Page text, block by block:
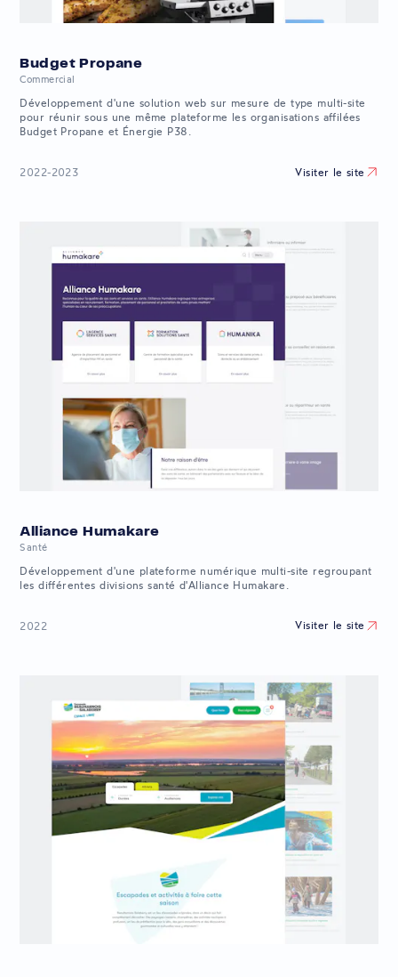
Budget Propane
Commercial
Développement d'une solution web sur mesure de type multi-site
pour réunir sous une même plateforme les organisations affilées
Budget Propane et Énergie P38.
2022-2023 Visiter le site
Alliance Humakare
Santé
Développement d'une plateforme numérique multi-site regroupant
les différentes divisions santé d'Alliance Humakare.
2022 Visiter le site